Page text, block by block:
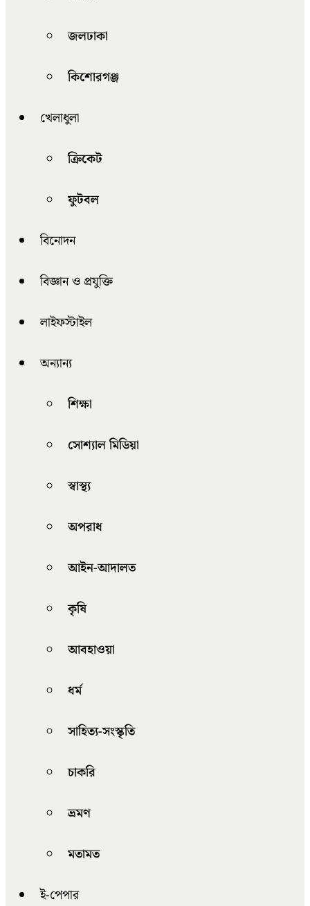
জলঢাকা
কিশোরগঞ্জ
খেলাধুলা
ক্রিকেট
ফুটবল
বিনোদন
বিজ্ঞান ও প্রযুক্তি
লাইফস্টাইল
অন্যান্য
শিক্ষা
সোশ্যাল মিডিয়া
স্বাস্থ্য
অপরাধ
আইন-আদালত
কৃষি
আবহাওয়া
ধর্ম
সাহিত্য-সংস্কৃতি
চাকরি
ভ্রমণ
মতামত
ই-পেপার